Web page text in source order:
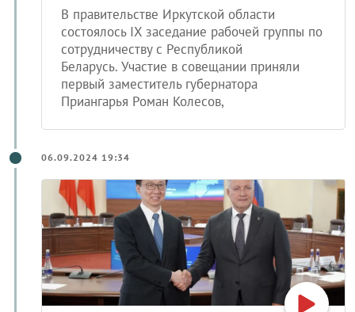
В правительстве Иркутской области
состоялось IX заседание рабочей группы по
сотрудничеству с Республикой
Беларусь. Участие в совещании приняли
первый заместитель губернатора
Приангарья Роман Колесов,
06.09.2024 19:34